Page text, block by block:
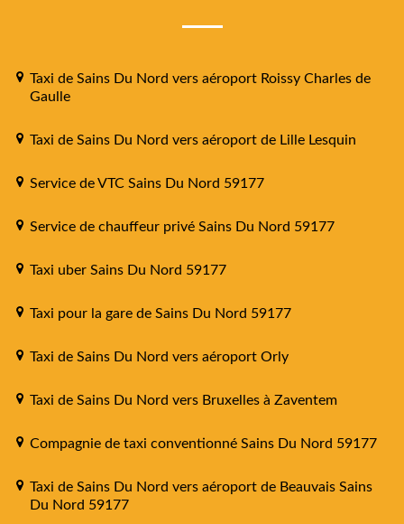
Taxi de Sains Du Nord vers aéroport Roissy Charles de
Gaulle
Taxi de Sains Du Nord vers aéroport de Lille Lesquin
Service de VTC Sains Du Nord 59177
Service de chauffeur privé Sains Du Nord 59177
Taxi uber Sains Du Nord 59177
Taxi pour la gare de Sains Du Nord 59177
Taxi de Sains Du Nord vers aéroport Orly
Taxi de Sains Du Nord vers Bruxelles à Zaventem
Compagnie de taxi conventionné Sains Du Nord 59177
Taxi de Sains Du Nord vers aéroport de Beauvais Sains
Du Nord 59177